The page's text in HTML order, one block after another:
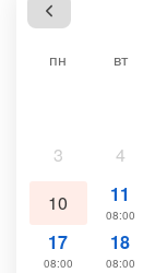
пн вт
3
4
10
11
08:00
17
08:00
18
08:00